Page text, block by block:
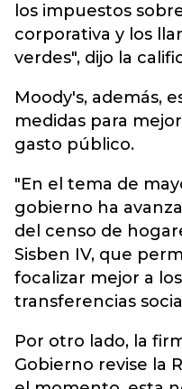
los impuestos
corporativa y los
verdes", dijo la
Moody's, además,
medidas para
gasto público.
"En el tema de
gobierno ha
del censo de
Sisben IV, que
focalizar mejor a
transferencias
Por otro lado, la
Gobierno revise la